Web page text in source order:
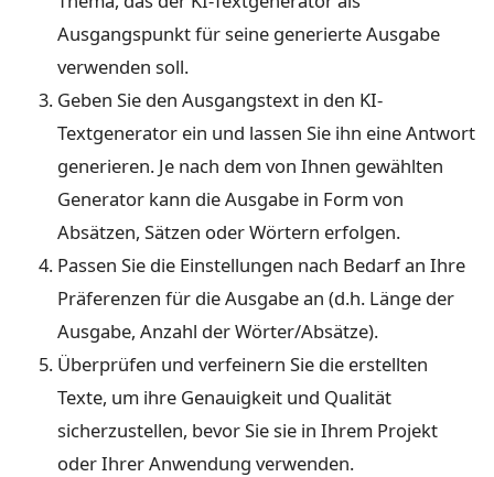
Ausgangspunkt für seine generierte Ausgabe
verwenden soll.
Geben Sie den Ausgangstext in den KI-
Textgenerator ein und lassen Sie ihn eine Antwort
generieren. Je nach dem von Ihnen gewählten
Generator kann die Ausgabe in Form von
Absätzen, Sätzen oder Wörtern erfolgen.
Passen Sie die Einstellungen nach Bedarf an Ihre
Präferenzen für die Ausgabe an (d.h. Länge der
Ausgabe, Anzahl der Wörter/Absätze).
Überprüfen und verfeinern Sie die erstellten
Texte, um ihre Genauigkeit und Qualität
sicherzustellen, bevor Sie sie in Ihrem Projekt
oder Ihrer Anwendung verwenden.